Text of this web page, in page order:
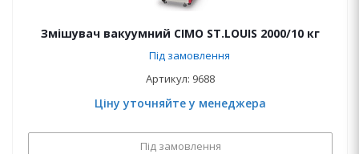
Змішувач вакуумний CIMO ST.LOUIS 2000/10 кг
Під замовлення
Артикул: 9688
Ціну уточняйте у менеджера
Під замовлення